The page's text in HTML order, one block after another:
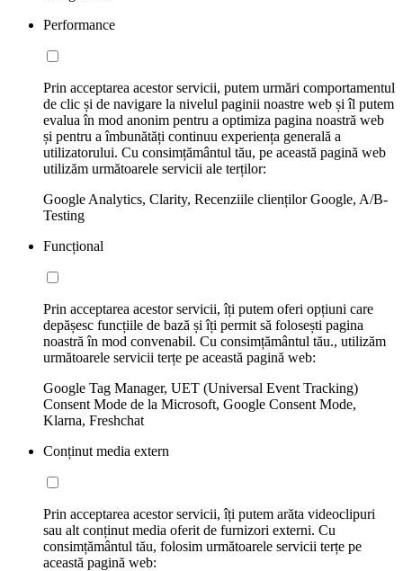
Performance
Prin acceptarea acestor servicii, putem urmări comportamentul
de clic și de navigare la nivelul paginii noastre web și îl putem
evalua în mod anonim pentru a optimiza pagina noastră web
și pentru a îmbunătăți continuu experiența generală a
utilizatorului. Cu consimțământul tău, pe această pagină web
utilizăm următoarele servicii ale terților:
Google Analytics, Clarity, Recenziile clienților Google, A/B-
Testing
Funcțional
Prin acceptarea acestor servicii, îți putem oferi opțiuni care
depășesc funcțiile de bază și îți permit să folosești pagina
noastră în mod convenabil. Cu consimțământul tău., utilizăm
următoarele servicii terțe pe această pagină web:
Google Tag Manager, UET (Universal Event Tracking)
Consent Mode de la Microsoft, Google Consent Mode,
Klarna, Freshchat
Conținut media extern
Prin acceptarea acestor servicii, îți putem arăta videoclipuri
sau alt conținut media oferit de furnizori externi. Cu
consimțământul tău, folosim următoarele servicii terțe pe
această pagină web: